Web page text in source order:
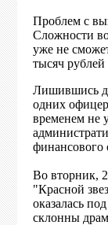
Проблем с
Сложности
уже не
тысяч
Лишившись
одних
временем не
финансового
Во вторник,
"Красной
оказалась
склонны